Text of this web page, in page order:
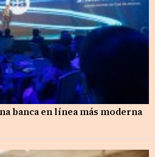
banca en línea más moderna